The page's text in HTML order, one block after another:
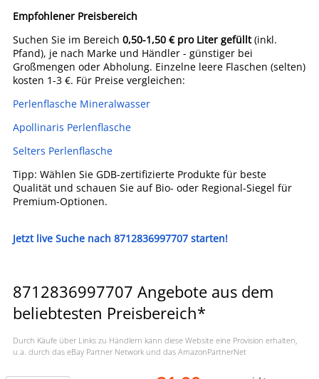
Empfohlener Preisbereich
Suchen Sie im Bereich 0,50-1,50 € pro Liter gefüllt(inkl.
Pfand), je nach Marke und Händler - günstiger bei
Großmengen oder Abholung. Einzelne leere Flaschen (selten)
kosten 1-3 €. Für Preise vergleichen:
Perlenflasche Mineralwasser
Apollinaris Perlenflasche
Selters Perlenflasche
Tipp: Wählen Sie GDB-zertifizierte Produkte für beste
Qualität und schauen Sie auf Bio- oder Regional-Siegel für
Premium-Optionen.
Jetzt live Suche nach 8712836997707 starten!
8712836997707 Angebote aus dem
beliebtesten Preisbereich*
Durch Käufe über Links zu Händlern kann diese Website eine Provision erhalten,
u.a. durch das eBay Partner Network und das AmazonPartnerNet